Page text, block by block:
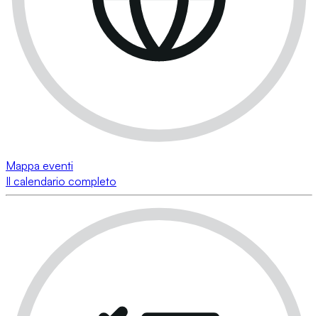
Mappa eventi
Il calendario completo